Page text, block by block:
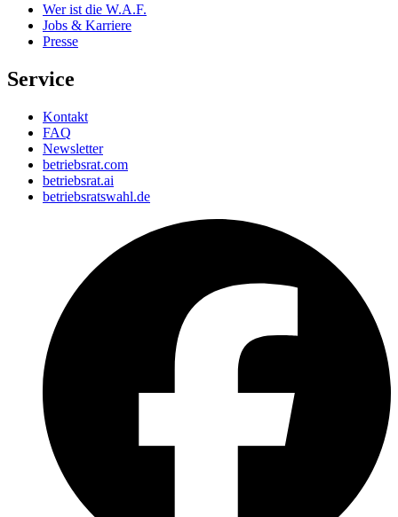
Wer ist die W.A.F.
Jobs & Karriere
Presse
Service
Kontakt
FAQ
Newsletter
betriebsrat.com
betriebsrat.ai
betriebsratswahl.de